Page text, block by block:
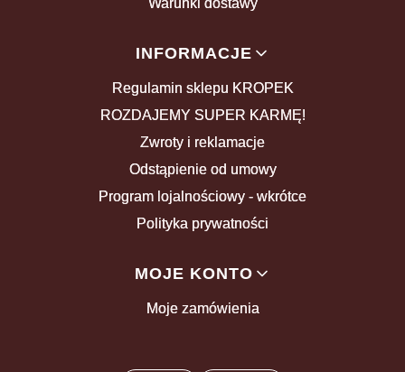
Warunki dostawy
INFORMACJE
Regulamin sklepu KROPEK
ROZDAJEMY SUPER KARMĘ!
Zwroty i reklamacje
Odstąpienie od umowy
Program lojalnościowy - wkrótce
Polityka prywatności
MOJE KONTO
Moje zamówienia